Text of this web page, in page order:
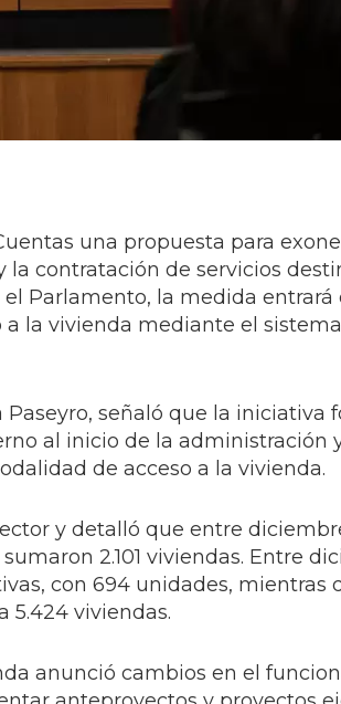
una propuesta para
contratación de servicios
Parlamento, la medida entrará
a la vivienda mediante el sistema
señaló que la iniciativa
al inicio de la administración
de acceso a la vivienda.
y detalló que entre
2.101 viviendas. Entre
con 694 unidades, mientras
5.424 viviendas.
anunció cambios en el